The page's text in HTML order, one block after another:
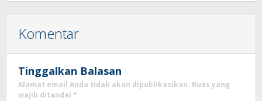
Komentar
Tinggalkan Balasan
Alamat email Anda tidak akan dipublikasikan. Ruas yang
wajib ditandai *